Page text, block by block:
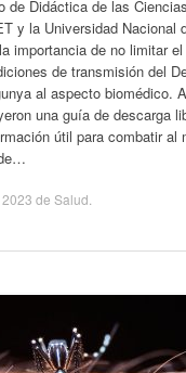
de Didáctica de las
y la Universidad Nacional
importancia de no limitar
de transmisión del
al aspecto biomédico.
una guía de descarga
útil para combatir al
de Salud